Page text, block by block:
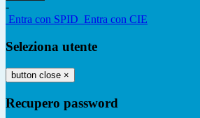
-
Entra con SPID Entra con CIE
Seleziona utente
button close ×
Recupero password